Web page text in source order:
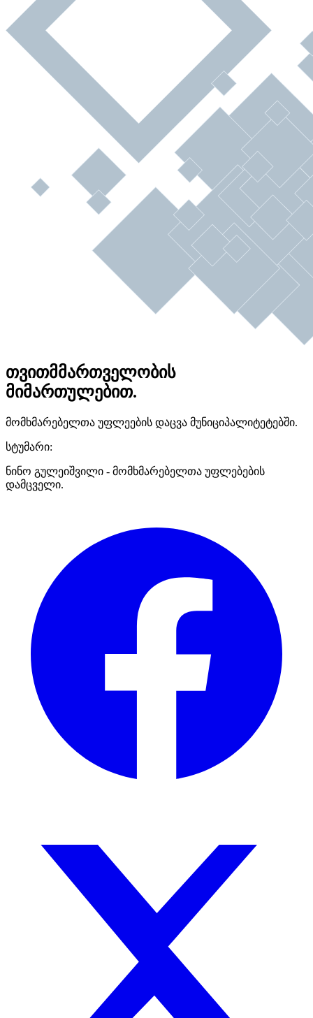
თვითმმართველობის
მიმართულებით.
მომხმარებელთა უფლეების დაცვა მუნიციპალიტეტებში.
სტუმარი:
ნინო გულეიშვილი - მომხმარებელთა უფლებების
დამცველი.